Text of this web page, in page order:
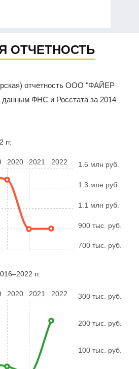
ОТЧЕТНОСТЬ
отчетность ООО "ФАЙЕР
ФНС и Росстата за 2014–
гг.
2020 2021 2022
700 тыс. руб.
900 тыс. руб.
1.1 млн руб.
1.3 млн руб.
1.5 млн руб.
гг.
2020 2021 2022
100 тыс. руб.
200 тыс. руб.
300 тыс. руб.